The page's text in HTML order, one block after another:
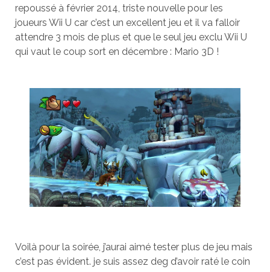
repoussé à février 2014, triste nouvelle pour les
joueurs Wii U car c’est un excellent jeu et il va falloir
attendre 3 mois de plus et que le seul jeu exclu Wii U
qui vaut le coup sort en décembre : Mario 3D !
Voilà pour la soirée, j’aurai aimé tester plus de jeu mais
c’est pas évident. je suis assez deg d’avoir raté le coin